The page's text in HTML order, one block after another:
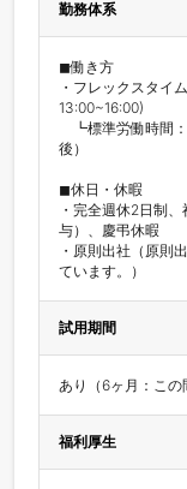
勤務体系
◼︎働き方
・フレックスタイ
13:00~16:00)
┗標準労働時間：
後）
◼︎休日・休暇
・完全週休2日制
与）、慶弔休暇
・原則出社（原則
ています。）
試用期間
あり（6ヶ月：この
福利厚生